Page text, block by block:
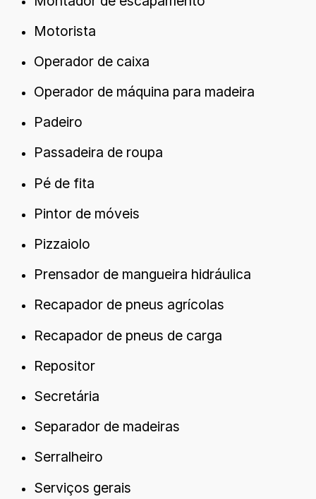
Motorista
Operador de caixa
Operador de máquina para madeira
Padeiro
Passadeira de roupa
Pé de fita
Pintor de móveis
Pizzaiolo
Prensador de mangueira hidráulica
Recapador de pneus agrícolas
Recapador de pneus de carga
Repositor
Secretária
Separador de madeiras
Serralheiro
Serviços gerais